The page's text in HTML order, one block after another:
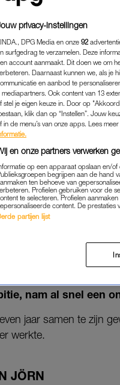
HET NU
'SOMS
aflevering van Ik
om samen
nam al snel een
jaar samen te zijn
werkte.
JÖRN
privacy-instellingen
LINDA., DPG Media en onze 92
surfgedrag te verzamelen. Deze
account aanmaakt. Dit doen we om
Daarnaast kunnen we, als je
en aanbod te
mediapartners. Ook content van 13
stel je eigen keuze in. Door op
klik dan op “Instellen”. Jouw
in de menu’s van onze apps. Lees
en onze partners verwerken
op een apparaat opslaan en/
begrijpen aan de hand
ten behoeve van
Profielen gebruiken voor de
te selecteren. Profielen
content. De prestaties
partijen lijst